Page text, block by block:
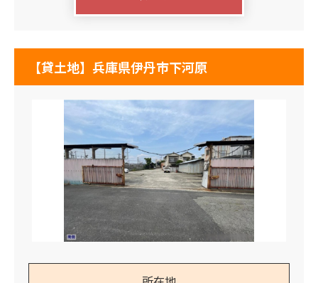
【貸土地】兵庫県伊丹市下河原